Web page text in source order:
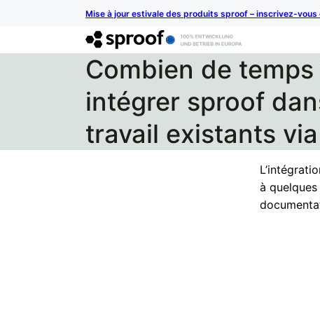
Mise à jour estivale des produits sproof – inscrivez-vous
Combien de
intégrer sproof
travail existants via
à quelques